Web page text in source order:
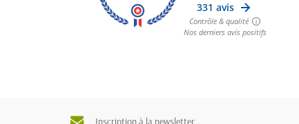
Inscription à la newsletter